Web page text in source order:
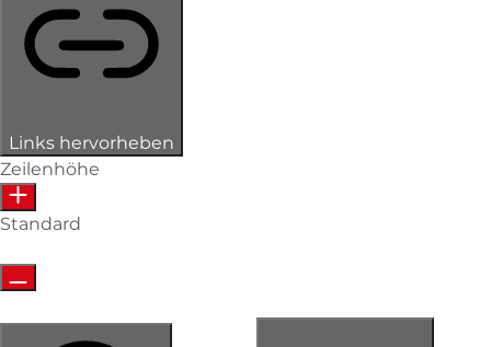
Links hervorheben
Zeilenhöhe
Standard